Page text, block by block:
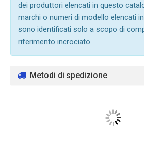
dei produttori elencati in questo
marchi o numeri di modello elencati
sono identificati solo a scopo di
riferimento incrociato.
Metodi di spedizione